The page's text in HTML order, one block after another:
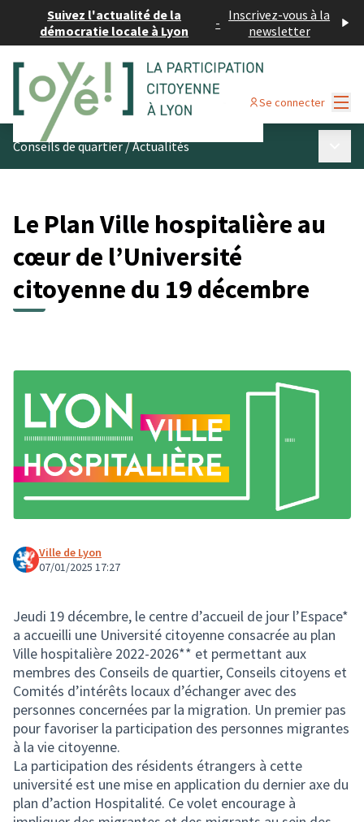
Suivez l'actualité de la
démocratie locale à Lyon
- Inscrivez-vous à la
newsletter
Se connecter
Conseils de quartier/Actualités
Le Plan Ville hospitalière au
cœur de l’Université
citoyenne du 19 décembre
Ville de Lyon
07/01/2025 17:27
Jeudi 19 décembre, le centre d’accueil de jour l’Espace*
a accueilli une Université citoyenne consacrée au plan
Ville hospitalière 2022-2026** et permettant aux
membres des Conseils de quartier, Conseils citoyens et
Comités d’intérêts locaux d’échanger avec des
personnes concernées par la migration. Un premier pas
pour favoriser la participation des personnes migrantes
à la vie citoyenne.
La participation des résidents étrangers à cette
université est une mise en application du dernier axe du
plan d’action Hospitalité. Ce volet encourage à